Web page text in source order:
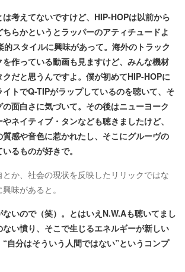
考えてないですけど、HIP-HOPは以前から
らかというとラッパーのアティチュードよ
的スタイルに興味があって。海外のトラック
作っている動画も見ますけど、みんな機材
だと思うんですよ。僕が初めてHIP-HOPに
トでQ-TIPがラップしているのを聴いて、そ
面白さに気づいて。その後はニューヨーク
ネイティブ・タンなども聴きましたけど、
感や音色に惹かれたし、そこにグルーヴの
るものが好きで。
か、社会の現状を反映したリリックではな
味があると。
いので（笑）。とはいえN.W.Aも聴いてまし
い憤り、そこで生じるエネルギーが新しい
自分はそういう人間ではない”というコンプ